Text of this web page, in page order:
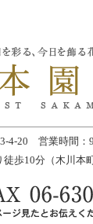
3-4-20 営業時間
歩10分（木川本